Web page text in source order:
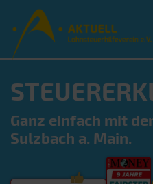
Ganz einfach mit
Sulzbach a. Main.